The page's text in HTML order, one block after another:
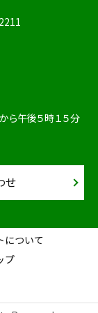
ら午後５時１５分
せ
について
プ